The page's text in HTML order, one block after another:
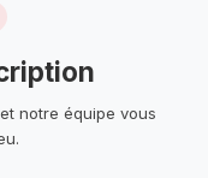
notre équipe vous